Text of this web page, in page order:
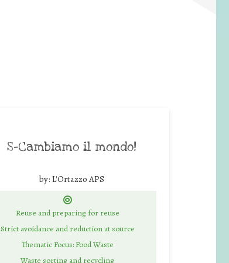
S-Cambiamo il mondo!
by: L'Ortazzo APS
Reuse and preparing for reuse
Strict avoidance and reduction at source
Thematic Focus: Food Waste
Waste sorting and recycling